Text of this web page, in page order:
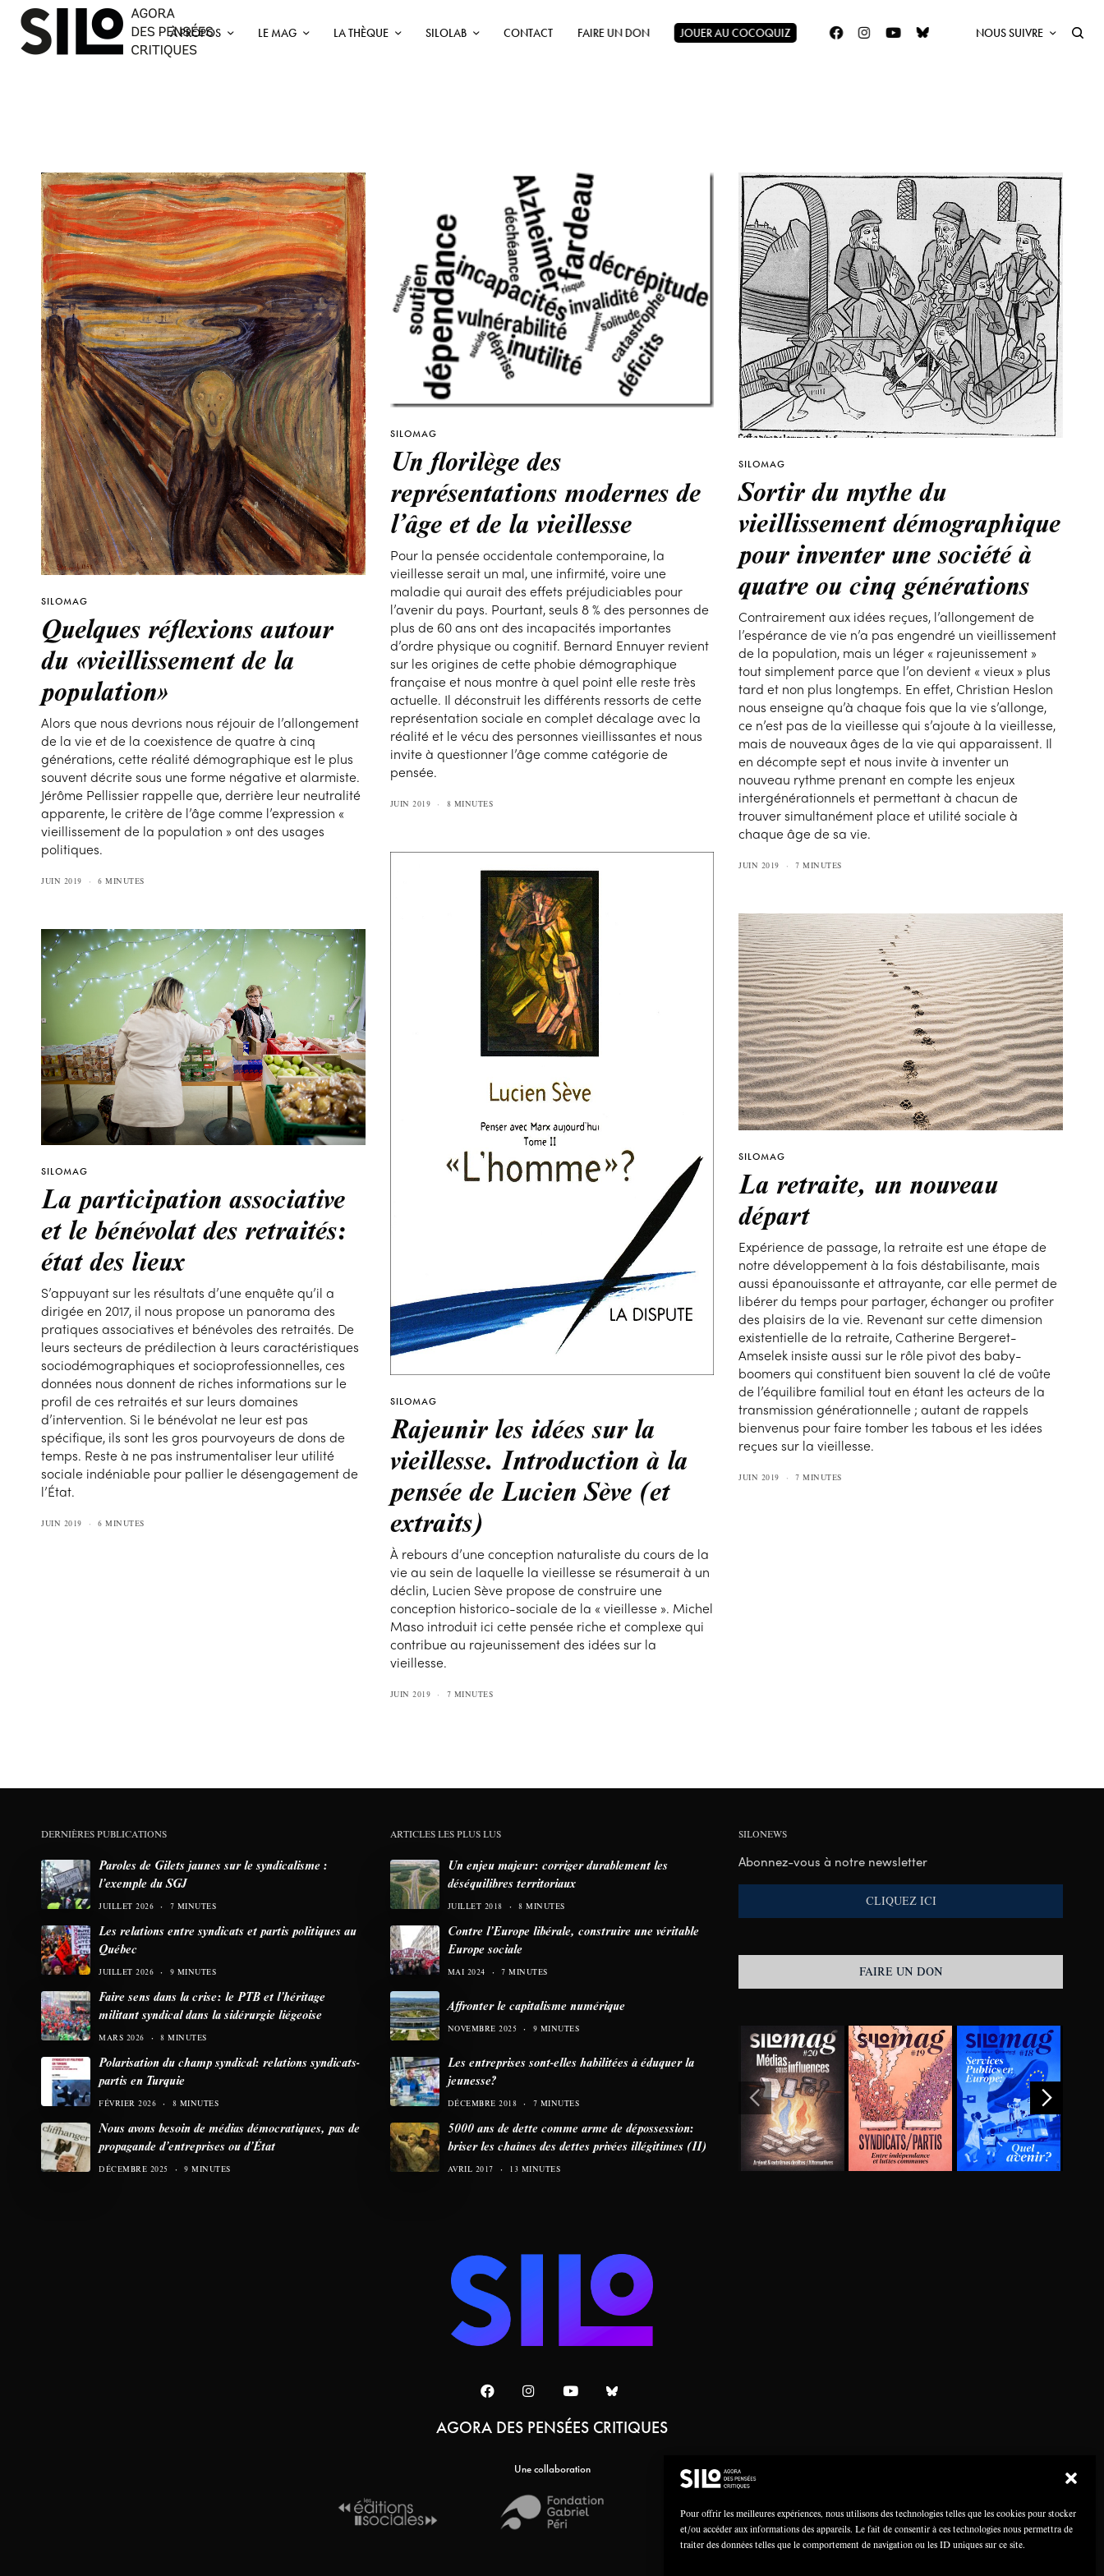
Pour offrir les meilleures expériences, nous utilisons des technologies telles que les cookies pour stocker
et/ou accéder aux informations des appareils. Le fait de consentir à ces technologies nous permettra de
traiter des données telles que le comportement de navigation ou les ID uniques sur ce site.
À PROPOS LE MAG LA THÈQUE SILOLAB CONTACT FAIRE UN DON JOUER AU COCOQUIZ NOUS SUIVRE
SILOMAG
Quelques réflexions autour
du «vieillissement de la
population»
Alors que nous devrions nous réjouir de l’allongement
de la vie et de la coexistence de quatre à cinq
générations, cette réalité démographique est le plus
souvent décrite sous une forme négative et alarmiste.
Jérôme Pellissier rappelle que, derrière leur neutralité
apparente, le critère de l’âge comme l’expression «
vieillissement de la population » ont des usages
politiques.
JUIN 2019 6 MINUTES
SILOMAG
Un florilège des
représentations modernes de
l’âge et de la vieillesse
Pour la pensée occidentale contemporaine, la
vieillesse serait un mal, une infirmité, voire une
maladie qui aurait des effets préjudiciables pour
l’avenir du pays. Pourtant, seuls 8 % des personnes de
plus de 60 ans ont des incapacités importantes
d’ordre physique ou cognitif. Bernard Ennuyer revient
sur les origines de cette phobie démographique
française et nous montre à quel point elle reste très
actuelle. Il déconstruit les différents ressorts de cette
représentation sociale en complet décalage avec la
réalité et le vécu des personnes vieillissantes et nous
invite à questionner l’âge comme catégorie de
pensée.
JUIN 2019 8 MINUTES
SILOMAG
Sortir du mythe du
vieillissement démographique
pour inventer une société à
quatre ou cinq générations
Contrairement aux idées reçues, l’allongement de
l’espérance de vie n’a pas engendré un vieillissement
de la population, mais un léger « rajeunissement »
tout simplement parce que l’on devient « vieux » plus
tard et non plus longtemps. En effet, Christian Heslon
nous enseigne qu’à chaque fois que la vie s’allonge,
ce n’est pas de la vieillesse qui s’ajoute à la vieillesse,
mais de nouveaux âges de la vie qui apparaissent. Il
en décompte sept et nous invite à inventer un
nouveau rythme prenant en compte les enjeux
intergénérationnels et permettant à chacun de
trouver simultanément place et utilité sociale à
chaque âge de sa vie.
JUIN 2019 7 MINUTES
SILOMAG
Rajeunir les idées sur la
vieillesse. Introduction à la
pensée de Lucien Sève (et
extraits)
À rebours d’une conception naturaliste du cours de la
vie au sein de laquelle la vieillesse se résumerait à un
déclin, Lucien Sève propose de construire une
conception historico-sociale de la « vieillesse ». Michel
Maso introduit ici cette pensée riche et complexe qui
contribue au rajeunissement des idées sur la
vieillesse.
JUIN 2019 7 MINUTES
SILOMAG
La retraite, un nouveau
départ
Expérience de passage, la retraite est une étape de
notre développement à la fois déstabilisante, mais
aussi épanouissante et attrayante, car elle permet de
libérer du temps pour partager, échanger ou profiter
des plaisirs de la vie. Revenant sur cette dimension
existentielle de la retraite, Catherine Bergeret-
Amselek insiste aussi sur le rôle pivot des baby-
boomers qui constituent bien souvent la clé de voûte
de l’équilibre familial tout en étant les acteurs de la
transmission générationnelle ; autant de rappels
bienvenus pour faire tomber les tabous et les idées
reçues sur la vieillesse.
JUIN 2019 7 MINUTES
SILOMAG
La participation associative
et le bénévolat des retraités:
état des lieux
S’appuyant sur les résultats d’une enquête qu’il a
dirigée en 2017, il nous propose un panorama des
pratiques associatives et bénévoles des retraités. De
leurs secteurs de prédilection à leurs caractéristiques
sociodémographiques et socioprofessionnelles, ces
données nous donnent de riches informations sur le
profil de ces retraités et sur leurs domaines
d’intervention. Si le bénévolat ne leur est pas
spécifique, ils sont les gros pourvoyeurs de dons de
temps. Reste à ne pas instrumentaliser leur utilité
sociale indéniable pour pallier le désengagement de
l’État.
JUIN 2019 6 MINUTES
DERNIÈRES PUBLICATIONS
Paroles de Gilets jaunes sur le syndicalisme :
l’exemple du SGJ
JUILLET 2026 7 MINUTES
Les relations entre syndicats et partis politiques au
Québec
JUILLET 2026 9 MINUTES
Faire sens dans la crise: le PTB et l’héritage
militant syndical dans la sidérurgie liégeoise
MARS 2026 8 MINUTES
Polarisation du champ syndical: relations syndicats-
partis en Turquie
FÉVRIER 2026 8 MINUTES
Nous avons besoin de médias démocratiques, pas de
propagande d’entreprises ou d’État
DÉCEMBRE 2025 9 MINUTES
ARTICLES LES PLUS LUS
Un enjeu majeur: corriger durablement les
déséquilibres territoriaux
JUILLET 2018 8 MINUTES
Contre l’Europe libérale, construire une véritable
Europe sociale
MAI 2024 7 MINUTES
Affronter le capitalisme numérique
NOVEMBRE 2025 9 MINUTES
Les entreprises sont-elles habilitées à éduquer la
jeunesse?
DÉCEMBRE 2018 7 MINUTES
5000 ans de dette comme arme de dépossession:
briser les chaînes des dettes privées illégitimes (II)
AVRIL 2017 13 MINUTES
SILONEWS
Abonnez-vous à notre newsletter
CLIQUEZ ICI
FAIRE UN DON
AGORA DES PENSÉES CRITIQUES
Une collaboration